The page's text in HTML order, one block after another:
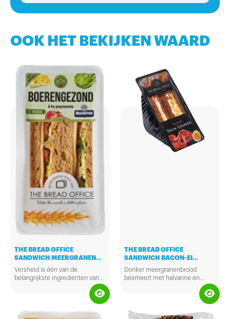
OOK HET BEKIJKEN WAARD
THE BREAD OFFICE
SANDWICH MEERGRANEN
BOERENGEZOND 147GR
Versheid is één van de
belangrijkste ingrediënten van
vakmanschap in de belegde
broodjes van The Bread Office.
THE BREAD OFFICE
SANDWICH BACON-EI
LANGER VERS 157GR
Donker meergranenbrood
besmeert met halvarine en
belegd met ei, eiersalade en
bacon. De sandwiches zijn lang
houdbaar en per stuk verpakt.